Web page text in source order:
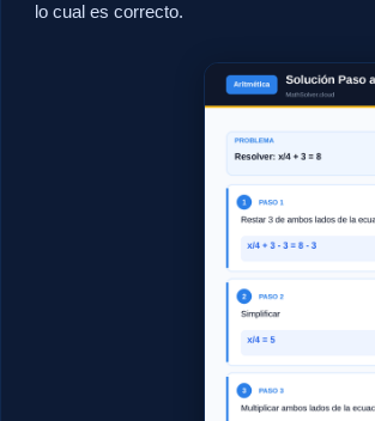
lo cual es correcto.